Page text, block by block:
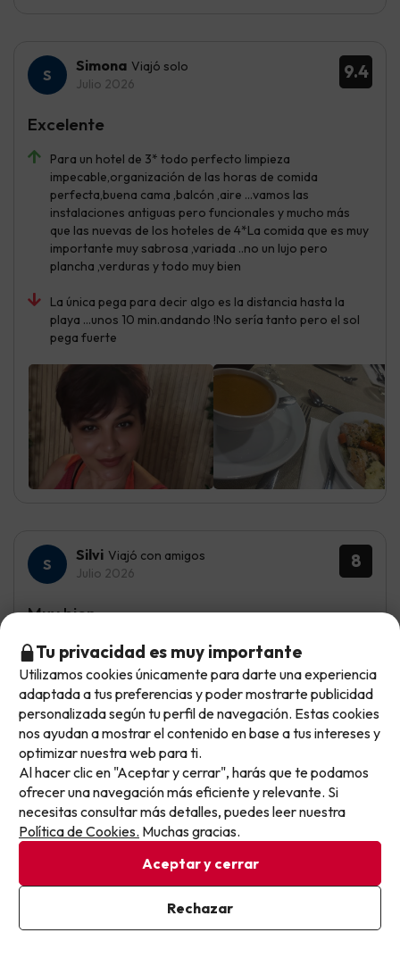
9.4
Simona Viajó solo
Julio 2026
Para un hotel de 3* todo perfecto limpieza
impecable,organización de las horas de comida
perfecta,buena cama ,balcón ,aire …vamos las
instalaciones antiguas pero funcionales y mucho más
que las nuevas de los hoteles de 4*La comida que es muy
importante muy sabrosa ,variada ..no un lujo pero
plancha ,verduras y todo muy bien
La única pega para decir algo es la distancia hasta la
playa …unos 10 min.andando !No sería tanto pero el sol
pega fuerte
Excelente
8
Silvi Viajó con amigos
Julio 2026
Mas bariedad en las comidas y poco personal en el
comedor tardaban mucho en reponer las comidas,la
piscina muy pequeña y el agua estaba caliente,animacion
poca,el bar de la piscina cierra pronto,poco personal en
el bar para pedir un refresco 20 minuto en la cola,
Muy bien
Mostrar más opiniones
Si tienes dudas antes de reservar, puedes consultar nuestro
preguntas frecuentes
No llegas tarde: llegas al siguiente.
Este chollo ya ha caducado, pero cada día lanzamos
nuevas oportunidades para viajar mejor y pagar
menos.
Apúntate y que el próximo no se te escape.
Pon tu mejor e-mail
Ya estoy suscrito
Al suscribirte, confirmas haber leído y estar de acuerdo con la
Otras iniciativas de éxito del grupo Viajes Para Ti S.L.U.
Tu privacidad es muy importante
Utilizamos cookies únicamente para darte una experiencia
adaptada a tus preferencias y poder mostrarte publicidad
personalizada según tu perfil de navegación. Estas cookies
nos ayudan a mostrar el contenido en base a tus intereses y
optimizar nuestra web para ti.
Al hacer clic en "Aceptar y cerrar", harás que te podamos
ofrecer una navegación más eficiente y relevante. Si
necesitas consultar más detalles, puedes leer nuestra
Política de Cookies. Muchas gracias.
Aceptar y cerrar
Rechazar